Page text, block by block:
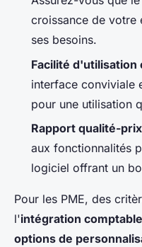
croissance de votre
ses besoins.
Facilité d'utilisation
interface conviviale
pour une utilisation
Rapport qualité-prix
aux fonctionnalités
logiciel offrant un
Pour les PME, des
l'intégration comptable
options de